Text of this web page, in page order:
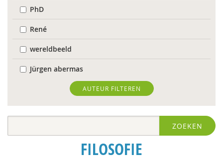
PhD
René
wereldbeeld
Jürgen abermas
Tineke Abma
Frank Adloff
AUTEUR FILTEREN
ZOEKEN
FILOSOFIE